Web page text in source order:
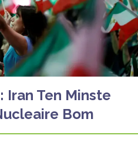
Iran Ten Minste
Bom